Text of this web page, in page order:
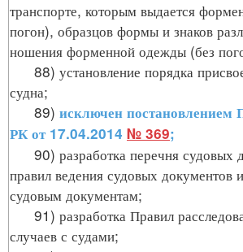
транспорте, которым выдается
погон), образцов формы и знаков
ношения форменной одежды (без
88) установление порядка
судна;
89) исключен постановлением
РК от 17.04.2014 № 369;
90) разработка перечня судовых
правил ведения судовых документов
судовым документам;
91) разработка Правил
случаев с судами;